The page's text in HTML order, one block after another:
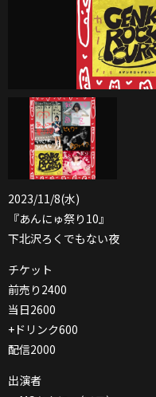
2023/11/8(水)
『あんにゅ祭り10』
下北沢ろくでもない夜
チケット
前売り2400
当日2600
+ドリンク600
配信2000
出演者